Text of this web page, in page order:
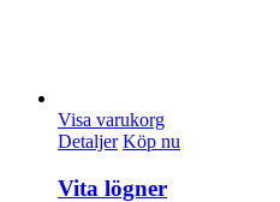
Visa varukorg
Detaljer Köp nu
Vita lögner